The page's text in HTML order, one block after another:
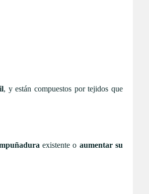
, y están compuestos por tejidos que
existente o aumentar su